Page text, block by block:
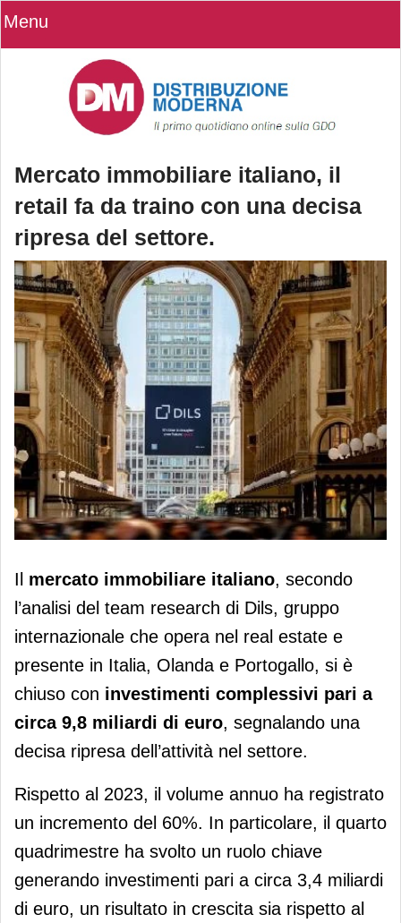
Menu
Mercato immobiliare italiano, il
retail fa da traino con una decisa
ripresa del settore.
Mercato immobiliare italiano, il retail
fa da traino con una decisa ripresa
del settore.
Il mercato immobiliare italiano, secondo
l’analisi del team research di Dils, gruppo
internazionale che opera nel real estate e
presente in Italia, Olanda e Portogallo, si è
chiuso con investimenti complessivi pari a
circa 9,8 miliardi di euro, segnalando una
decisa ripresa dell’attività nel settore.
Rispetto al 2023, il volume annuo ha registrato
un incremento del 60%. In particolare, il quarto
quadrimestre ha svolto un ruolo chiave
generando investimenti pari a circa 3,4 miliardi
di euro, un risultato in crescita sia rispetto al